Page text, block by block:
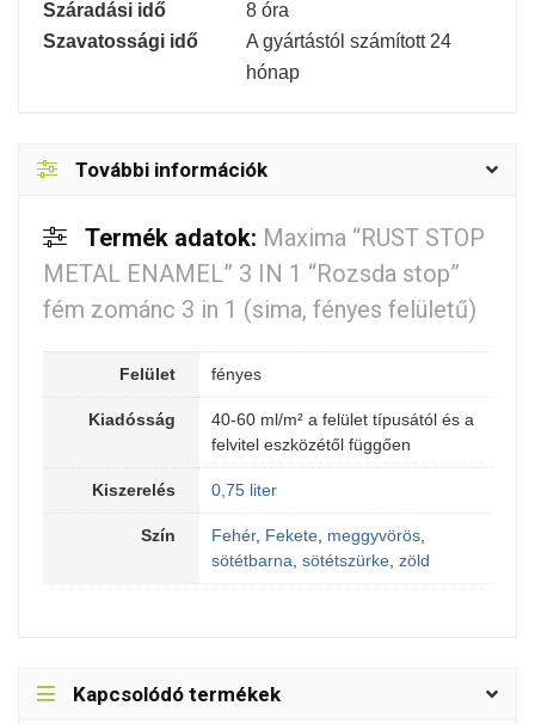
Száradási idő
8 óra
Szavatossági idő
A gyártástól számított 24
hónap
További információk
Termék adatok: Maxima “RUST STOP
METAL ENAMEL” 3 IN 1 “Rozsda stop”
fém zománc 3 in 1 (sima, fényes felületű)
Felület fényes
Kiadósság
40-60 ml/m² a felület típusától és a
felvitel eszközétől függően
Kiszerelés 0,75 liter
Szín Fehér, Fekete, meggyvörös,
sötétbarna, sötétszürke, zöld
Kapcsolódó termékek